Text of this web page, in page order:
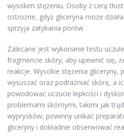
wysokim stężeniu. Osoby z cerą
ostrożne, gdyż gliceryna może
sprzyja zatykania porów.
Zalecane jest wykonanie testu
fragmencie skóry, aby upewnić się,
reakcje. Wysokie stężenia gliceryny,
wysuszać oraz podrażniać skórę, a
powodować uczucie lepkości i
problemami skórnymi, takimi jak
wyprysków, powinny unikać
gliceryny i dokładnie obserwować